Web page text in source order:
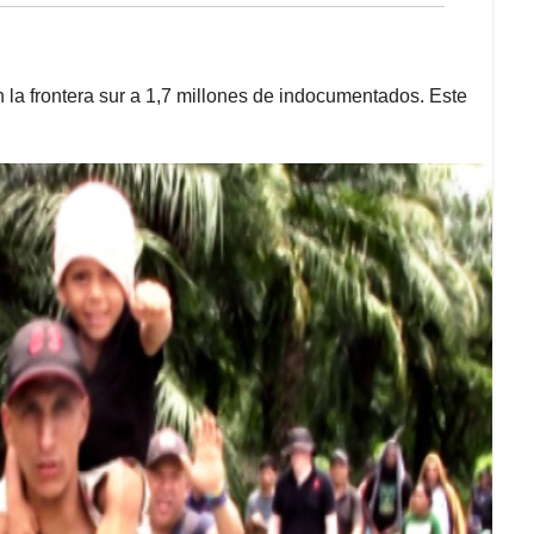
frontera sur a 1,7 millones de indocumentados. Este